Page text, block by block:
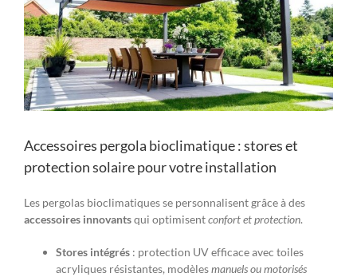
Accessoires pergola bioclimatique : stores et
protection solaire pour votre installation
Les pergolas bioclimatiques se personnalisent grâce à des
accessoires innovantsqui optimisentconfort et protection.
Stores intégrés : protection UV efficace avec toiles
acryliques résistantes, modèlesmanuels ou motorisés